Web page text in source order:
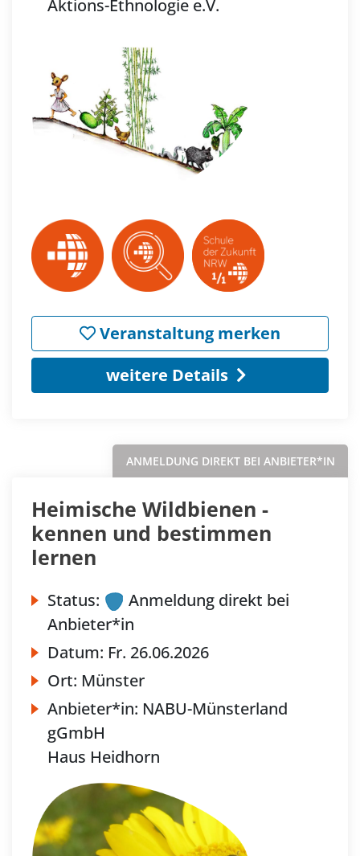
Aktions-Ethnologie e.V.
Veranstaltung merken
weitere Details
ANMELDUNG DIREKT BEI ANBIETER*IN
Heimische Wildbienen -
kennen und bestimmen
lernen
Status:
Anmeldung direkt bei
Anbieter*in
Datum: Fr. 26.06.2026
Ort: Münster
Anbieter*in: NABU-Münsterland
gGmbH
Haus Heidhorn